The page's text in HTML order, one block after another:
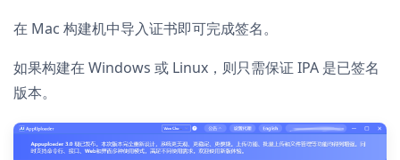
在 Mac 构建机中导入证书即可完成签名。
如果构建在 Windows 或 Linux，则只需保证 IPA 是已签名
版本。